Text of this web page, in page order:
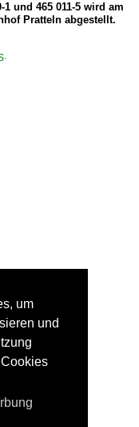
und 465 011-5 wird am
Pratteln abgestellt.
um
und